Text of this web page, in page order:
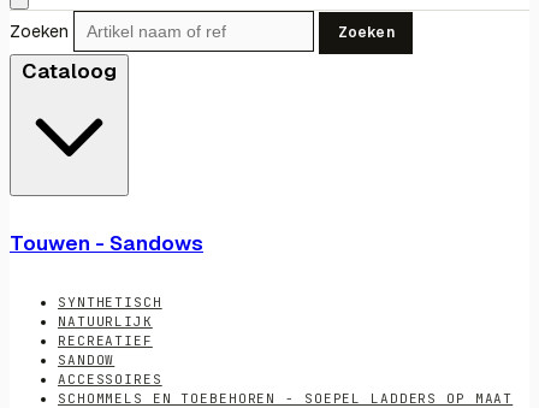
Zoeken Zoeken
Cataloog
Touwen - Sandows
SYNTHETISCH
NATUURLIJK
RECREATIEF
SANDOW
ACCESSOIRES
SCHOMMELS EN TOEBEHOREN - SOEPEL LADDERS OP MAAT